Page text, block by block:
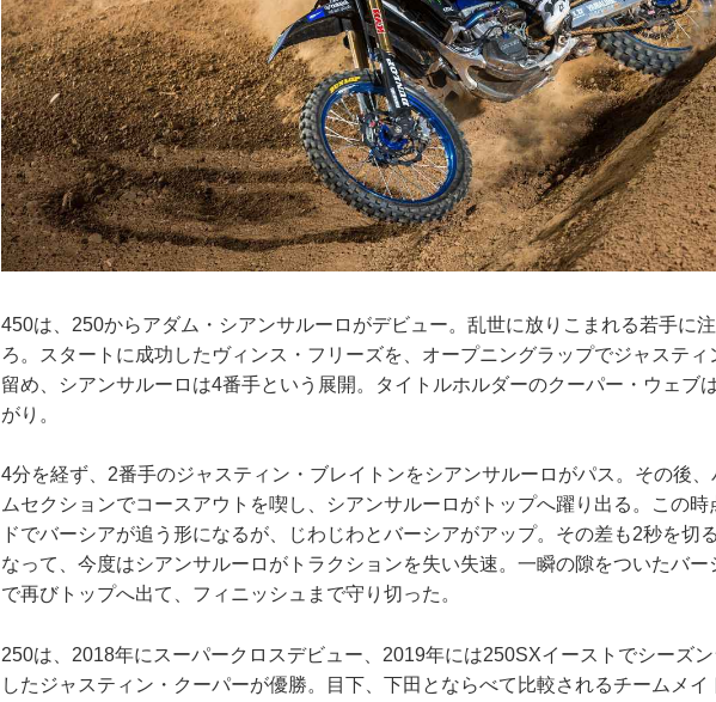
450は、250からアダム・シアンサルーロがデビュー。乱世に放りこまれる若手に
ろ。スタートに成功したヴィンス・フリーズを、オープニングラップでジャスティ
留め、シアンサルーロは4番手という展開。タイトルホルダーのクーパー・ウェブ
がり。
4分を経ず、2番手のジャスティン・ブレイトンをシアンサルーロがパス。その後
ムセクションでコースアウトを喫し、シアンサルーロがトップへ躍り出る。この時
ドでバーシアが追う形になるが、じわじわとバーシアがアップ。その差も2秒を切
なって、今度はシアンサルーロがトラクションを失い失速。一瞬の隙をついたバー
で再びトップへ出て、フィニッシュまで守り切った。
250は、2018年にスーパークロスデビュー、2019年には250SXイーストでシーズ
したジャスティン・クーパーが優勝。目下、下田とならべて比較されるチームメイ